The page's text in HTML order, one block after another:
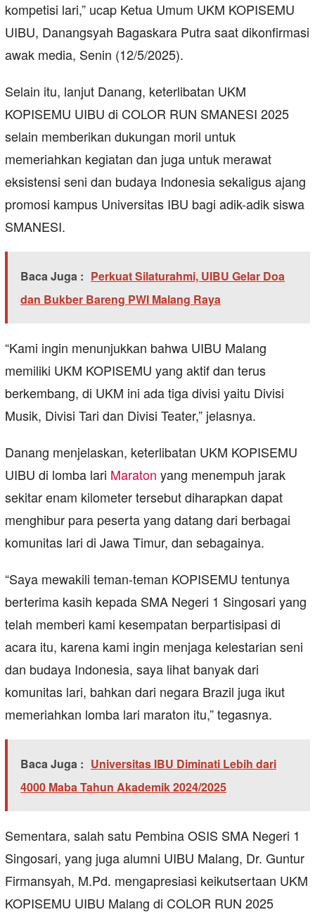
kompetisi lari,” ucap Ketua Umum UKM KOPISEMU
UIBU, Danangsyah Bagaskara Putra saat dikonfirmasi
awak media, Senin (12/5/2025).
Selain itu, lanjut Danang, keterlibatan UKM
KOPISEMU UIBU di COLOR RUN SMANESI 2025
selain memberikan dukungan moril untuk
memeriahkan kegiatan dan juga untuk merawat
eksistensi seni dan budaya Indonesia sekaligus ajang
promosi kampus Universitas IBU bagi adik-adik siswa
SMANESI.
Baca Juga : Perkuat Silaturahmi, UIBU Gelar Doa
dan Bukber Bareng PWI Malang Raya
“Kami ingin menunjukkan bahwa UIBU Malang
memiliki UKM KOPISEMU yang aktif dan terus
berkembang, di UKM ini ada tiga divisi yaitu Divisi
Musik, Divisi Tari dan Divisi Teater,” jelasnya.
Danang menjelaskan, keterlibatan UKM KOPISEMU
UIBU di lomba lari Maraton yang menempuh jarak
sekitar enam kilometer tersebut diharapkan dapat
menghibur para peserta yang datang dari berbagai
komunitas lari di Jawa Timur, dan sebagainya.
“Saya mewakili teman-teman KOPISEMU tentunya
berterima kasih kepada SMA Negeri 1 Singosari yang
telah memberi kami kesempatan berpartisipasi di
acara itu, karena kami ingin menjaga kelestarian seni
dan budaya Indonesia, saya lihat banyak dari
komunitas lari, bahkan dari negara Brazil juga ikut
memeriahkan lomba lari maraton itu,” tegasnya.
Baca Juga : Universitas IBU Diminati Lebih dari
4000 Maba Tahun Akademik 2024/2025
Sementara, salah satu Pembina OSIS SMA Negeri 1
Singosari, yang juga alumni UIBU Malang, Dr. Guntur
Firmansyah, M.Pd. mengapresiasi keikutsertaan UKM
KOPISEMU UIBU Malang di COLOR RUN 2025